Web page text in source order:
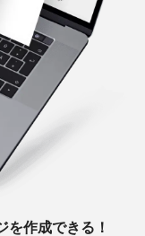
を作成できる！